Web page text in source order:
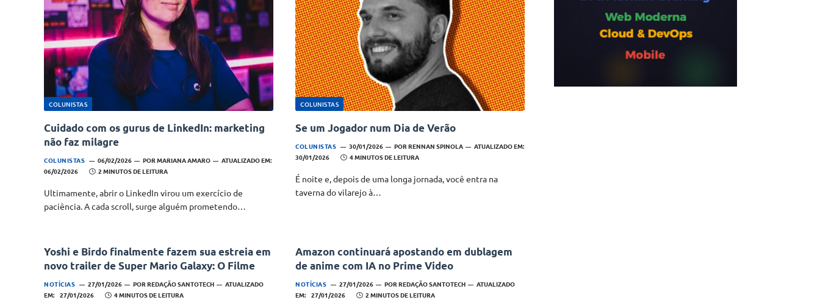
COLUNISTAS
Cuidado com os gurus de LinkedIn: marketing
não faz milagre
COLUNISTAS 06/02/2026 POR MARIANA AMARO
ATUALIZADO EM:
06/02/2026
2 MINUTOS DE LEITURA
Ultimamente, abrir o LinkedIn virou um exercício de
paciência. A cada scroll, surge alguém prometendo…
COLUNISTAS
Se um Jogador num Dia de Verão
COLUNISTAS 30/01/2026 POR RENNAN SPINOLA
ATUALIZADO EM:
30/01/2026
4 MINUTOS DE LEITURA
É noite e, depois de uma longa jornada, você entra na
taverna do vilarejo à…
Yoshi e Birdo finalmente fazem sua estreia em
novo trailer de Super Mario Galaxy: O Filme
NOTÍCIAS 27/01/2026 POR REDAÇÃO SANTOTECH
ATUALIZADO
EM: 27/01/2026 4 MINUTOS DE LEITURA
Amazon continuará apostando em dublagem
de anime com IA no Prime Video
NOTÍCIAS 27/01/2026 POR REDAÇÃO SANTOTECH
ATUALIZADO
EM: 27/01/2026 2 MINUTOS DE LEITURA